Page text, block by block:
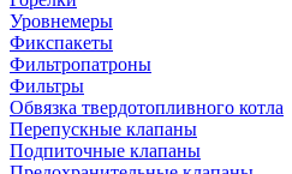
Уровнемеры
Фикспакеты
Фильтропатроны
Фильтры
Обвязка твердотопливного котла
Перепускные клапаны
Подпиточные клапаны